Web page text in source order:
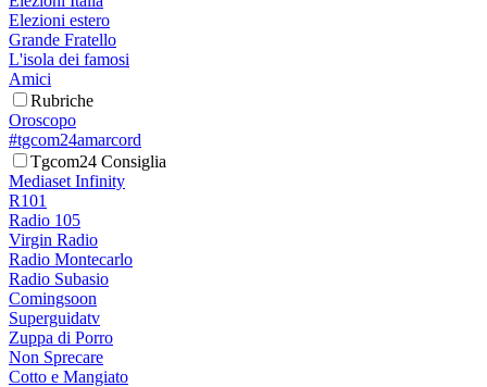
Elezioni estero
Grande Fratello
L'isola dei famosi
Amici
Rubriche
Oroscopo
#tgcom24amarcord
Tgcom24 Consiglia
Mediaset Infinity
R101
Radio 105
Virgin Radio
Radio Montecarlo
Radio Subasio
Comingsoon
Superguidatv
Zuppa di Porro
Non Sprecare
Cotto e Mangiato